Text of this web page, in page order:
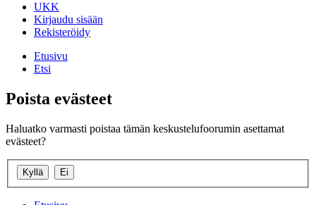
UKK
Kirjaudu sisään
Rekisteröidy
Etusivu
Etsi
Poista evästeet
Haluatko varmasti poistaa tämän keskustelufoorumin asettamat
evästeet?